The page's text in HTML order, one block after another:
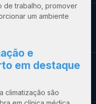
de trabalho, promover
um ambiente
e
em destaque
climatização são